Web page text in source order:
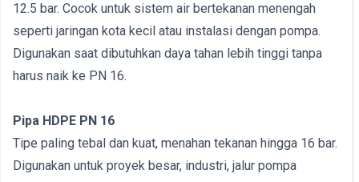
12.5 bar. Cocok untuk sistem air bertekanan menengah
seperti jaringan kota kecil atau instalasi dengan pompa.
Digunakan saat dibutuhkan daya tahan lebih tinggi tanpa
harus naik ke PN 16.
Pipa HDPE PN 16
Tipe paling tebal dan kuat, menahan tekanan hingga 16 bar.
Digunakan untuk proyek besar, industri, jalur pompa